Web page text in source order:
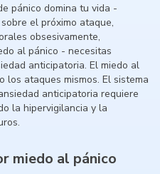
pánico domina tu vida -
el próximo ataque,
obsesivamente,
al pánico - necesitas
anticipatoria. El miedo al
los ataques mismos. El sistema
anticipatoria requiere
la hipervigilancia y la
miedo al pánico